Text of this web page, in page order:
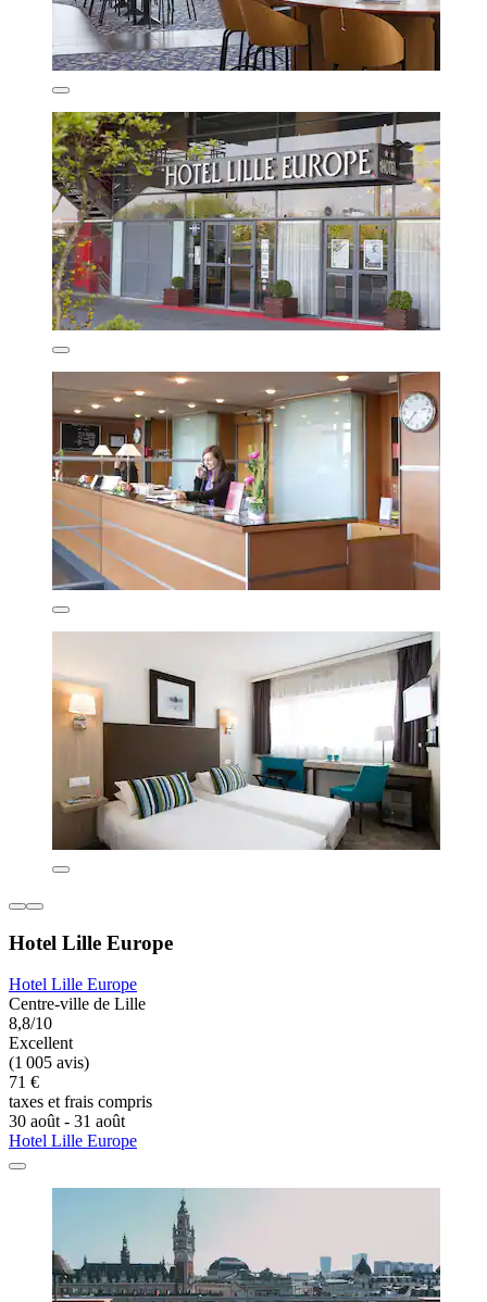
Hotel Lille Europe
Hotel Lille Europe
Centre-ville de Lille
8,8/10
Excellent
(1 005 avis)
71 €
taxes et frais compris
30 août - 31 août
Hotel Lille Europe